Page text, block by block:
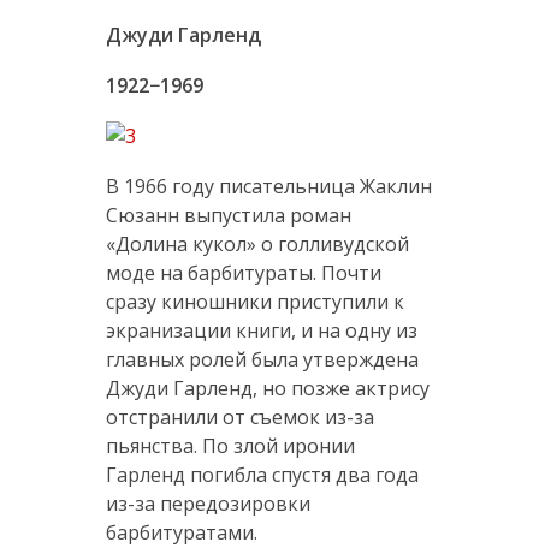
Джуди Гарленд
1922−1969
В 1966 году писательница Жаклин
Сюзанн выпустила роман
«Долина кукол» о голливудской
моде на барбитураты. Почти
сразу киношники приступили к
экранизации книги, и на одну из
главных ролей была утверждена
Джуди Гарленд, но позже актрису
отстранили от съемок из-за
пьянства. По злой иронии
Гарленд погибла спустя два года
из-за передозировки
барбитуратами.